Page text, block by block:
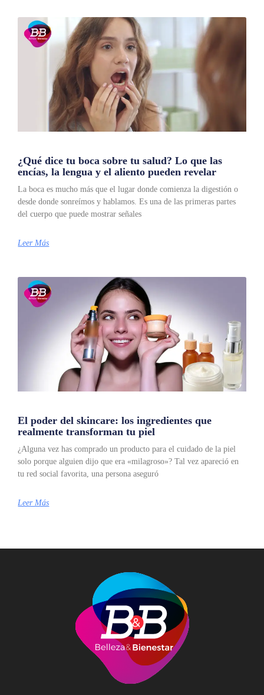
¿Qué dice tu boca sobre tu salud? Lo que las
encías, la lengua y el aliento pueden revelar
La boca es mucho más que el lugar donde comienza la digestión o
desde donde sonreímos y hablamos. Es una de las primeras partes
del cuerpo que puede mostrar señales
Leer Más
El poder del skincare: los ingredientes que
realmente transforman tu piel
¿Alguna vez has comprado un producto para el cuidado de la piel
solo porque alguien dijo que era «milagroso»? Tal vez apareció en
tu red social favorita, una persona aseguró
Leer Más